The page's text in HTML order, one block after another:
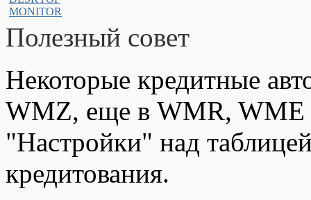
Полезный совет
Некоторые кредитные
WMZ, еще в WMR,
"Настройки" над
кредитования.